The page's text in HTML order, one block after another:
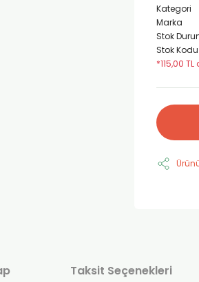
Kategori
Marka
Stok
Stok Kodu
*115,00
Taksit Seçenekleri